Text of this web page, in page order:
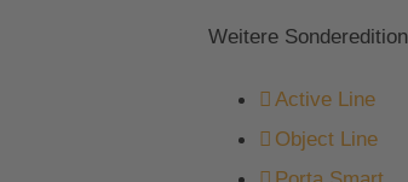
Weitere
Active Line
Object Line